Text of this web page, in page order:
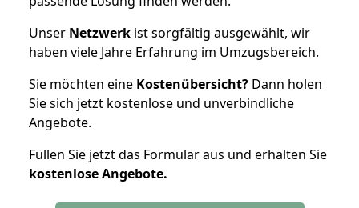
Unser Netzwerk ist sorgfältig ausgewählt, wir
haben viele Jahre Erfahrung im Umzugsbereich.
Sie möchten eine Kostenübersicht? Dann holen
Sie sich jetzt kostenlose und unverbindliche
Angebote.
Füllen Sie jetzt das Formular aus und erhalten Sie
kostenloseAngebote.